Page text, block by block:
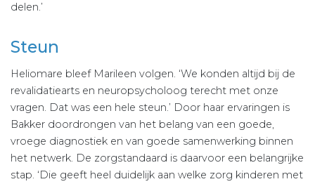
delen.’
Steun
Heliomare bleef Marileen volgen. ‘We konden altijd bij de
revalidatiearts en neuropsycholoog terecht met onze
vragen. Dat was een hele steun.’ Door haar ervaringen is
Bakker doordrongen van het belang van een goede,
vroege diagnostiek en van goede samenwerking binnen
het netwerk. De zorgstandaard is daarvoor een belangrijke
stap. ‘Die geeft heel duidelijk aan welke zorg kinderen met